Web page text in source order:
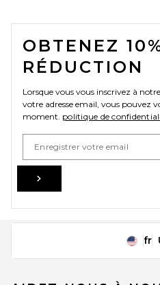
FOOTER
OBTENEZ
RÉDUCTION
Lorsque vous vous inscrivez à
votre adresse email, vous pouvez
moment. politique de
fr